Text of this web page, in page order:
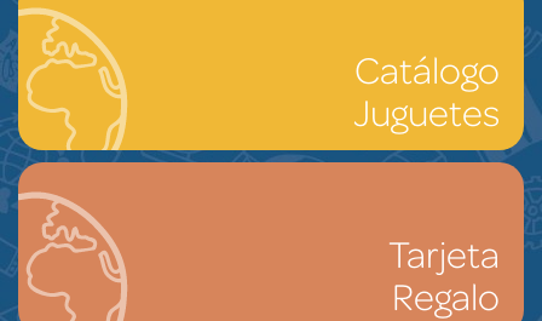
Catálogo
Juguetes
Tarjeta
Regalo